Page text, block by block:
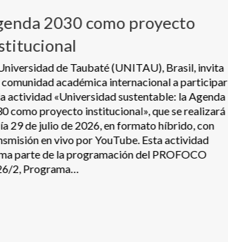
2030 como proyecto
de Taubaté (UNITAU), Brasil, invita
comunidad académica internacional a participar
actividad «Universidad sustentable: la Agenda
como proyecto institucional», que se realizará
29 de julio de 2026, en formato híbrido, con
en vivo por YouTube. Esta actividad
parte de la programación del PROFOCO
2, Programa…